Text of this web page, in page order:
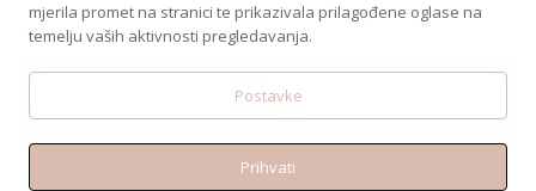
mjerila promet na stranici te prikazivala prilagođene oglase na
temelju vaših aktivnosti pregledavanja.
Postavke
Prihvati